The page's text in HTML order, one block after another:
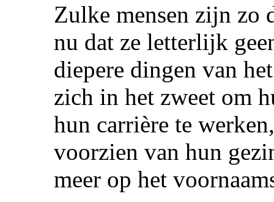
Zulke mensen zijn zo
nu dat ze letterlijk
diepere dingen van
zich in het zweet om
hun carrière te
voorzien van hun
meer op het